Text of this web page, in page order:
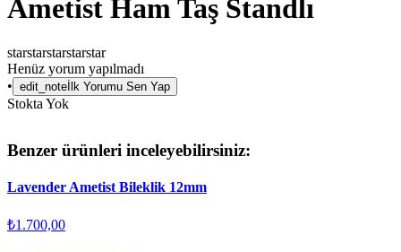
Ametist Ham Taş Standlı
starstarstarstarstar
Henüz yorum yapılmadı
• edit_note İlk Yorumu Sen Yap
Stokta Yok
Benzer ürünleri inceleyebilirsiniz:
Lavender Ametist Bileklik 12mm
₺1.700,00